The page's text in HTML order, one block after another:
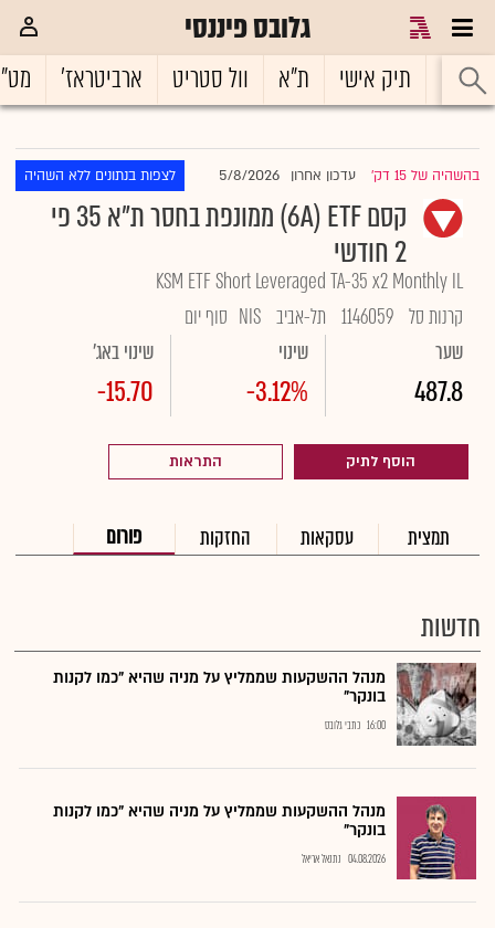
גלובס פיננסי
ראשי תיק אישי ת"א וול סטריט ארביטראז'
בהשהיה של 15 דק' |עדכון אחרון 5/8/2026 לצפות בנתונים ללא השהיה
קסם 6A) ETF) ממונפת בחסר ת"א 35 פי
2 חודשי
KSM ETF Short Leveraged TA-35 x2 Monthly IL
קרנות סל 1146059 תל-אביב NIS סוף יום
שער
487.8
שינוי
-3.12%
שינוי באג'
-15.70
הוסף לתיק התראות
תמצית עסקאות החזקות פורום
חדשות
מנהל ההשקעות שממליץ על מניה שהיא "כמו לקנות
בונקר"
16:00 כתבי גלובס
מנהל ההשקעות שממליץ על מניה שהיא "כמו לקנות
בונקר"
04.08.2026 נתנאל אריאל